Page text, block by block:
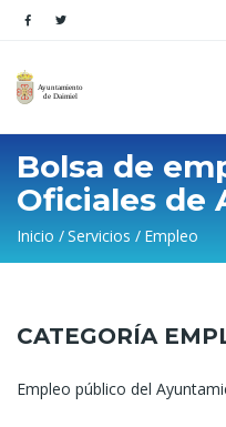
Bolsa de
Oficiales de
Sobrescribir
enlaces
ayuda
a
la
Inicio Servicios Empleo
CATEGORÍA
Empleo público del